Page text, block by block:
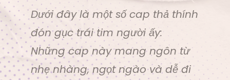
Dưới đây là một số cap thả thính
đón gục trái tim người ấy:
Những cap này mang ngôn từ
nhẹ nhàng, ngọt ngào và dễ đi